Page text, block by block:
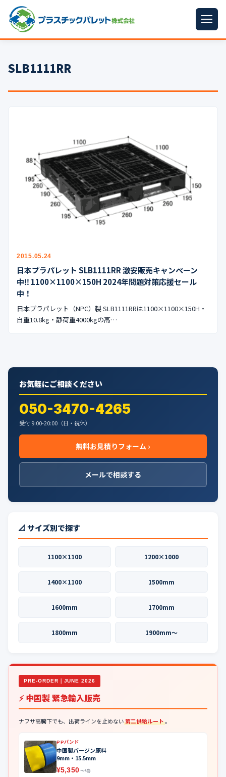
パレットサイズ
プラパレット ▼
再生原料
梱包資材
イラン情勢まとめ
会社案内
🇺🇸🇰🇷🇹🇼🇻🇳
SLB1111RR
2015.05.24
日本プラパレット SLB1111RR 激安販売キャンペーン
中‼︎ 1100×1100×150H 2024年問題対策応援セール
中！
日本プラパレット（NPC）製 SLB1111RRは1100×1100×150H・
自重10.8kg・静荷重4000kgの高…
お気軽にご相談ください
050-3470-4265
受付 9:00-20:00（日・祝休）
無料お見積りフォーム ›
メールで相談する
📐 サイズ別で探す
1100×1100 1200×1000
1400×1100 1500mm
1600mm 1700mm
1800mm 1900mm〜
PRE-ORDER｜JUNE 2026
⚡ 中国製 緊急輸入販売
ナフサ高騰下でも、出荷ラインを止めない第二供給ルート。
PPバンド
中国製バージン原料
9mm・15.5mm
¥5,350 〜/巻